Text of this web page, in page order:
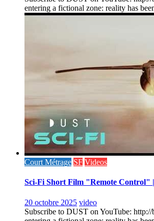
entering a fictional zone: reality has
Court Métrage SF Videos
Sci-Fi Short Film "Remote Control"
20 octobre 2025 video
Subscribe to DUST on YouTube: